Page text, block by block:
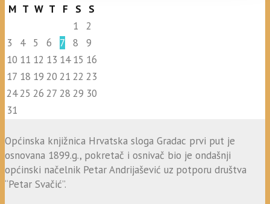
M T W T F S
S
1
2
3
4 5 6 7 8
9
10 11 12 13 14 15 16
17 18 19 20 21 22 23
2425 26 27 28 29 30
31
Općinska knjižnica Hrvatska sloga Gradac prvi put je
osnovana 1899.g., pokretač i osnivač bio je ondašnji
općinski načelnik Petar Andrijašević uz potporu društva
“Petar Svačić”.